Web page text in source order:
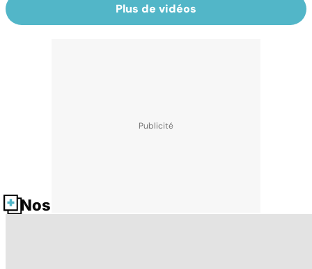
Plus de vidéos
Nos fiches santé